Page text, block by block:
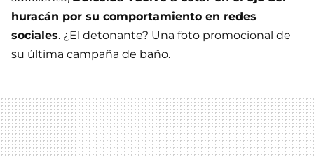
huracán por su comportamiento en redes
sociales. ¿El detonante? Una foto promocional de
su última campaña de baño.